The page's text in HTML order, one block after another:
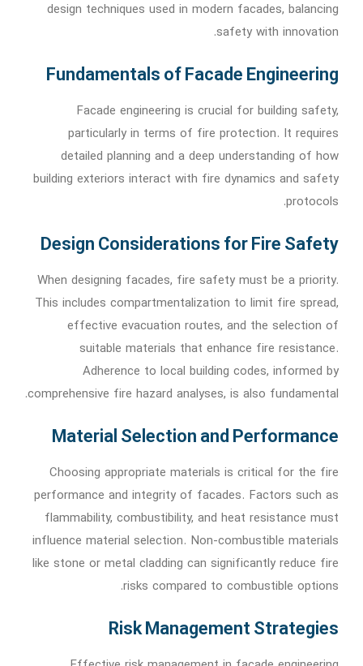
design techniques used in modern facades, balancing
safety with innovation.
Fundamentals of Facade Engineering
Facade engineering is crucial for building safety,
particularly in terms of fire protection. It requires
detailed planning and a deep understanding of how
building exteriors interact with fire dynamics and safety
protocols.
Design Considerations for Fire Safety
When designing facades, fire safety must be a priority.
This includes compartmentalization to limit fire spread,
effective evacuation routes, and the selection of
suitable materials that enhance fire resistance.
Adherence to local building codes, informed by
comprehensive fire hazard analyses, is also fundamental.
Material Selection and Performance
Choosing appropriate materials is critical for the fire
performance and integrity of facades. Factors such as
flammability, combustibility, and heat resistance must
influence material selection. Non-combustible materials
like stone or metal cladding can significantly reduce fire
risks compared to combustible options.
Risk Management Strategies